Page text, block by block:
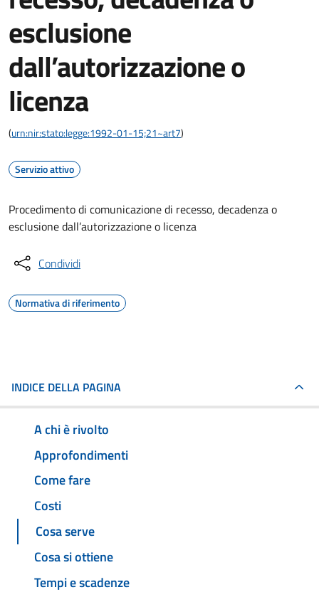
esclusione
dall’autorizzazione o
licenza
(urn:nir:stato:legge:1992-01-15;21~art7)
Servizio attivo
Procedimento di comunicazione di recesso, decadenza o
esclusione dall’autorizzazione o licenza
Condividi
Normativa di riferimento
INDICE DELLA PAGINA
A chi è rivolto
Approfondimenti
Come fare
Costi
Cosa serve
Cosa si ottiene
Tempi e scadenze